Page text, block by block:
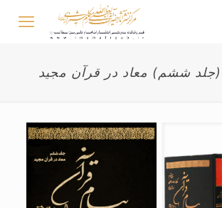
(جلد ششم) معاد در قرآن مجید